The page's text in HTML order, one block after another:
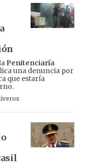
Penitenciaría
una denuncia por
que estaría